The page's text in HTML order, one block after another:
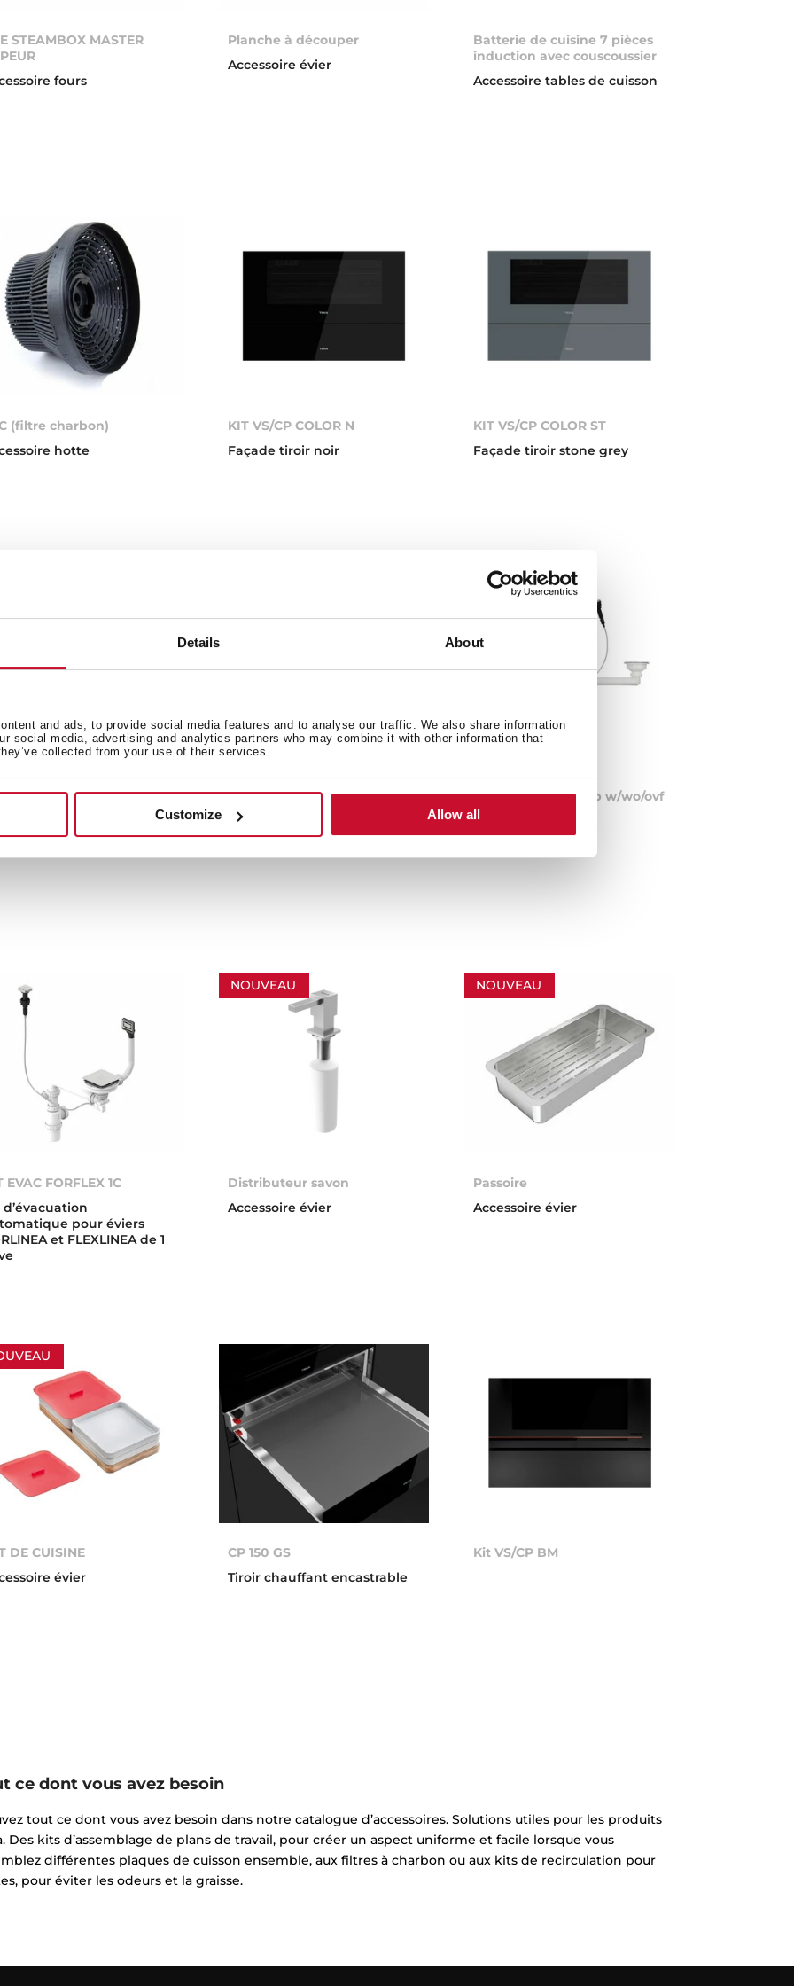
Details About
and ads, to provide social media features and to analyse our traffic. We also share information
social media, advertising and analytics partners who may combine it with other information that
collected from your use of their services.
Customize Allow all
STEAMBOX MASTER
fours
Planche à découper
Accessoire évier
Batterie de cuisine 7 pièces
induction avec couscoussier
Accessoire tables de cuisson
(filtre charbon)
hotte
KIT VS/CP COLOR N
Façade tiroir noir
KIT VS/CP COLOR ST
Façade tiroir stone grey
valve Valve Kit
Kit Basket waste 2b w/wo/ovf
siphon
EVAC FORFLEX 1C
d’évacuation
pour éviers
et FLEXLINEA de 1
NOUVEAU
Distributeur savon
Accessoire évier
NOUVEAU
Passoire
Accessoire évier
DE CUISINE
évier
CP 150 GS
Tiroir chauffant encastrable
Kit VS/CP BM
ce dont vous avez besoin
tout ce dont vous avez besoin dans notre catalogue d’accessoires. Solutions utiles pour les produits
Des kits d’assemblage de plans de travail, pour créer un aspect uniforme et facile lorsque vous
différentes plaques de cuisson ensemble, aux filtres à charbon ou aux kits de recirculation pour
pour éviter les odeurs et la graisse.